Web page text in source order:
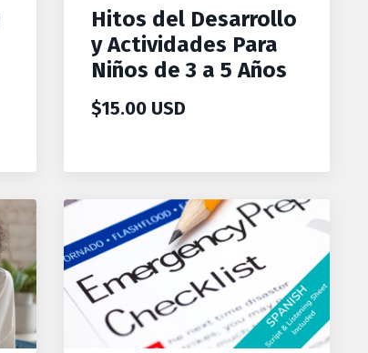
Hitos del Desarrollo
y Actividades Para
Niños de 3 a 5 Años
$15.00 USD